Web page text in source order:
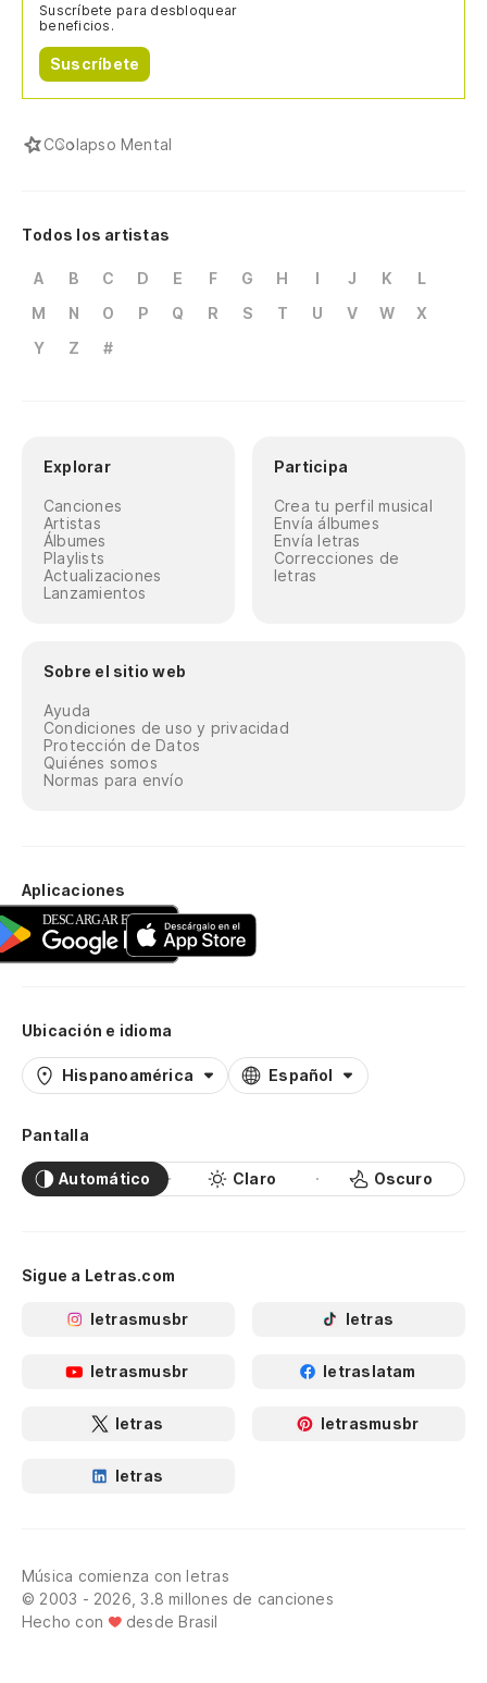
Suscríbete para desbloquear
beneficios.
Suscríbete
CColapso Mental
Todos los artistas
A B C D E F G H I J K
L
M
N O P Q R S T U V W
X
Y
Z #
Explorar
Canciones
Artistas
Álbumes
Playlists
Actualizaciones
Lanzamientos
Participa
Crea tu perfil musical
Envía álbumes
Envía letras
Correcciones de
letras
Sobre el sitio web
Ayuda
Condiciones de uso y privacidad
Protección de Datos
Quiénes somos
Normas para envío
Aplicaciones
Ubicación e idioma
Hispanoamérica Español
Pantalla
Automático Claro Oscuro
Sigue a Letras.com
letrasmusbr letras
letrasmusbr letraslatam
letras letrasmusbr
letras
Música comienza con letras
© 2003 - 2026, 3.8 millones de canciones
Hecho con
desde Brasil